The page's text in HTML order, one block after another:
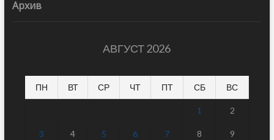
Архив
АВГУСТ 2026
ПН ВТ СР ЧТ ПТ СБ ВС
1 2
3 4 5 6 7 8 9